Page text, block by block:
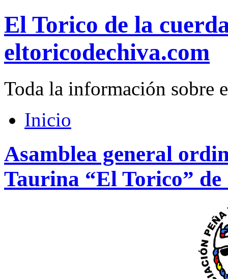
El Torico de la
eltoricodechiva.com
Toda la información sobre
Inicio
Asamblea general
Taurina “El Torico”